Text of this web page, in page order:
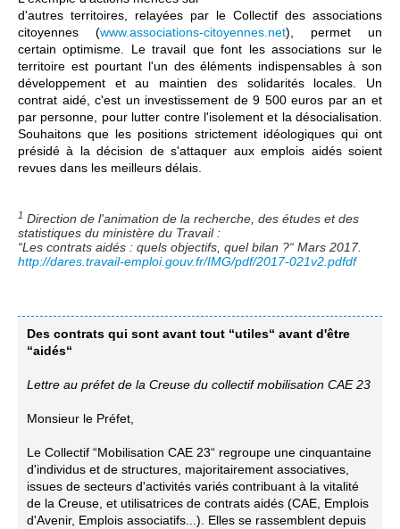
d'autres territoires, relayées par le Collectif des associations
citoyennes (www.associations-citoyennes.net), permet un
certain optimisme. Le travail que font les associations sur le
territoire est pourtant l'un des éléments indispensables à son
développement et au maintien des solidarités locales. Un
contrat aidé, c'est un investissement de 9 500 euros par an et
par personne, pour lutter contre l'isolement et la désocialisation.
Souhaitons que les positions strictement idéologiques qui ont
présidé à la décision de s'attaquer aux emplois aidés soient
revues dans les meilleurs délais.
1 Direction de l'animation de la recherche, des études et des
statistiques du ministère du Travail :
“Les contrats aidés : quels objectifs, quel bilan ?“ Mars 2017.
http://dares.travail-emploi.gouv.fr/IMG/pdf/2017-021v2.pdfdf
Des contrats qui sont avant tout “utiles“ avant d'être
“aidés“
Lettre au préfet de la Creuse du collectif mobilisation CAE 23
Monsieur le Préfet,
Le Collectif “Mobilisation CAE 23“ regroupe une cinquantaine
d'individus et de structures, majoritairement associatives,
issues de secteurs d'activités variés contribuant à la vitalité
de la Creuse, et utilisatrices de contrats aidés (CAE, Emplois
d'Avenir, Emplois associatifs...). Elles se rassemblent depuis